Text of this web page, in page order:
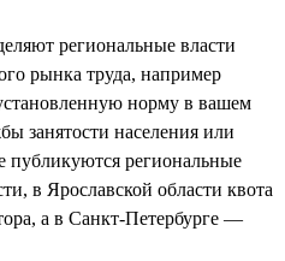
региональные власти
рынка труда, например
норму в вашем
занятости населения или
публикуются региональные
в Ярославской области квота
а в Санкт-Петербурге —